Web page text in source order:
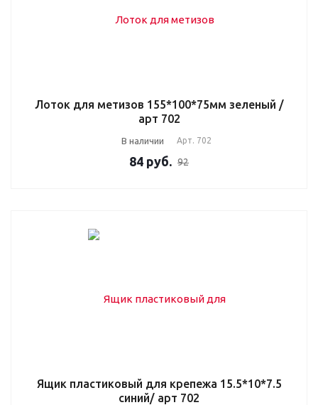
Лоток для метизов 155*100*75мм зеленый /
арт 702
В наличии Арт. 702
84 руб. 92
Ящик пластиковый для крепежа 15.5*10*7.5
синий/ арт 702